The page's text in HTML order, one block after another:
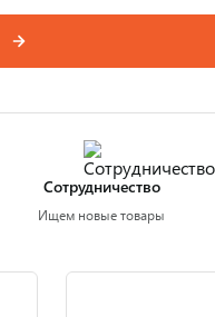
Сотрудничество
Ищем новые товары